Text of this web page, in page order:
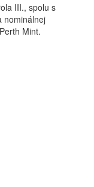
III., spolu s
nominálnej
Mint.